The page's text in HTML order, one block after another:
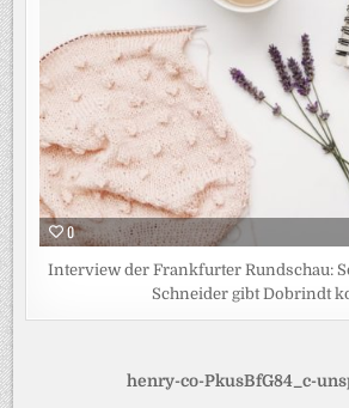
0
Interview der Frankfurter Rundschau:
Schneider gibt Dobrindt
Beitragsnavigation
henry-co-PkusBfG84_c-